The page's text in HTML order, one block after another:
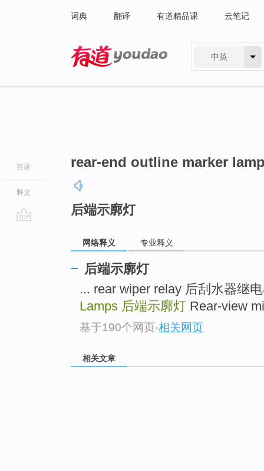
词典 翻译 有道精品课 云笔记
中英
目录
释义
rear-end outline marker
后端示廓灯
网络释义 专业释义
后端示廓灯
... rear wiper relay 后刮水器继
Lamps 后端示廓灯 Rear-view
基于190个网页-相关网页
相关文章